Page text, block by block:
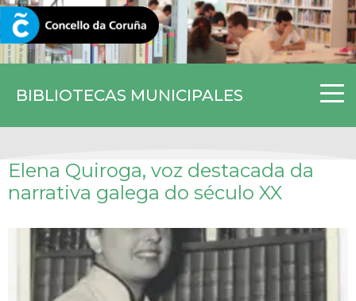
BIBLIOTECAS MUNICIPALES
CORUNA.GAL
Elena Quiroga, voz destacada da
narrativa galega do século XX